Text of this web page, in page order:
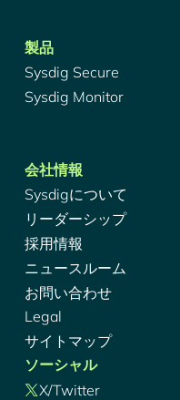
製品
Sysdig Secure
Sysdig Monitor
会社情報
Sysdigについて
リーダーシップ
採用情報
ニュースルーム
お問い合わせ
Legal
サイトマップ
ソーシャル
X/Twitter